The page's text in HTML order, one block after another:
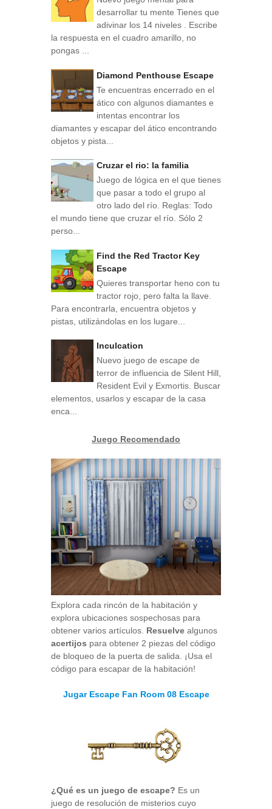
desarrollar tu mente Tienes que
adivinar los 14 niveles . Escribe
la respuesta en el cuadro amarillo, no
pongas ...
Diamond Penthouse Escape
Te encuentras encerrado en el
ático con algunos diamantes e
intentas encontrar los
diamantes y escapar del ático encontrando
objetos y pista...
Cruzar el rio: la familia
Juego de lógica en el que tienes
que pasar a todo el grupo al
otro lado del río. Reglas: Todo
el mundo tiene que cruzar el río. Sólo 2
perso...
Find the Red Tractor Key
Escape
Quieres transportar heno con tu
tractor rojo, pero falta la llave.
Para encontrarla, encuentra objetos y
pistas, utilizándolas en los lugare...
Inculcation
Nuevo juego de escape de
terror de influencia de Silent Hill,
Resident Evil y Exmortis. Buscar
elementos, usarlos y escapar de la casa
enca...
Juego Recomendado
Explora cada rincón de la habitación y
explora ubicaciones sospechosas para
obtener varios artículos. Resuelve algunos
acertijos para obtener 2 piezas del código
de bloqueo de la puerta de salida. ¡Usa el
código para escapar de la habitación!
Jugar Escape Fan Room 08 Escape
¿Qué es un juego de escape? Es un
juego de resolución de misterios cuyo